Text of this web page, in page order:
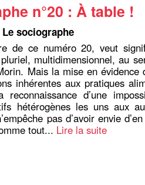
n°20 : À table !
sociographe
de ce numéro 20, veut
multidimensionnel, au
Mais la mise en évidence
inhérentes aux pratiques
d’une
hétérogènes les uns aux
pas d’avoir envie
tout... Lire la suite